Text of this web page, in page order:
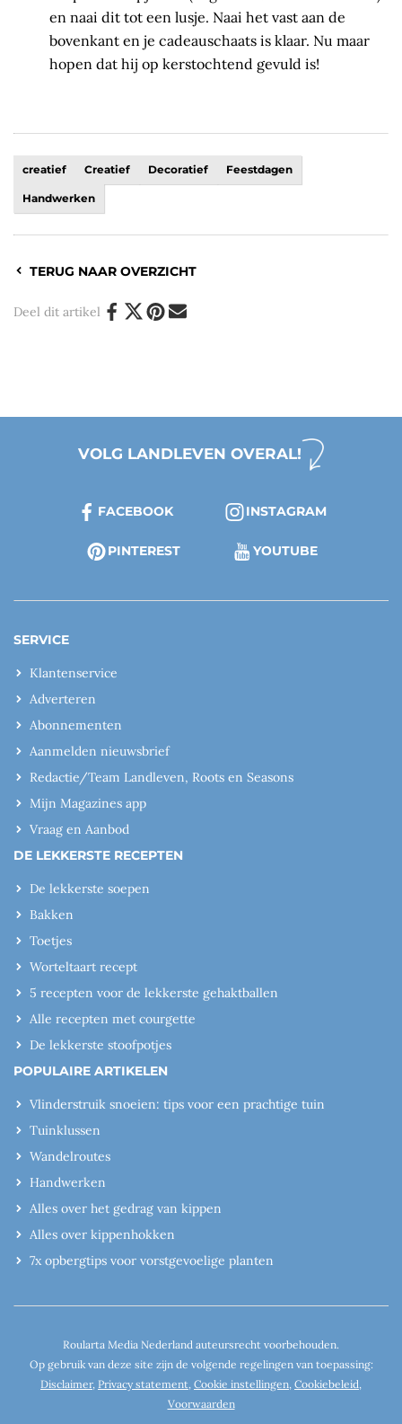
en naai dit tot een lusje. Naai het vast aan de
bovenkant en je cadeauschaats is klaar. Nu maar
hopen dat hij op kerstochtend gevuld is!
creatief Creatief Decoratief Feestdagen
Handwerken
TERUG NAAR OVERZICHT
Deel dit artikel
VOLG LANDLEVEN OVERAL!
FACEBOOK INSTAGRAM
PINTEREST YOUTUBE
SERVICE
Klantenservice
Adverteren
Abonnementen
Aanmelden nieuwsbrief
Redactie/Team Landleven, Roots en Seasons
Mijn Magazines app
Vraag en Aanbod
DE LEKKERSTE RECEPTEN
De lekkerste soepen
Bakken
Toetjes
Worteltaart recept
5 recepten voor de lekkerste gehaktballen
Alle recepten met courgette
De lekkerste stoofpotjes
POPULAIRE ARTIKELEN
Vlinderstruik snoeien: tips voor een prachtige tuin
Tuinklussen
Wandelroutes
Handwerken
Alles over het gedrag van kippen
Alles over kippenhokken
7x opbergtips voor vorstgevoelige planten
Roularta Media Nederland auteursrecht voorbehouden.
Op gebruik van deze site zijn de volgende regelingen van toepassing:
Disclaimer, Privacy statement Cookie instellingen Cookiebeleid
Voorwaarden